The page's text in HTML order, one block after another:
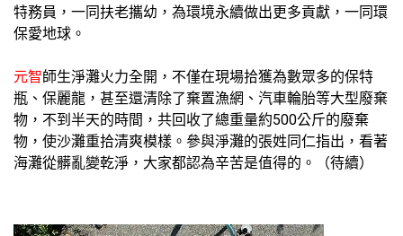
特務員，一同扶老攜幼，為環境永續做出更多貢獻，一同環
保愛地球。
元智師生淨灘火力全開，不僅在現場拾獲為數眾多的保特
瓶、保麗龍，甚至還清除了棄置漁網、汽車輪胎等大型廢棄
物，不到半天的時間，共回收了總重量約500公斤的廢棄
物，使沙灘重拾清爽模樣。參與淨灘的張姓同仁指出，看著
海灘從髒亂變乾淨，大家都認為辛苦是值得的。（待續）